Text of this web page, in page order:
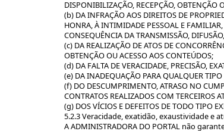
DISPONIBILIZAÇÃO, RECEPÇÃO, OBTENÇÃO
(b) DA INFRAÇÃO AOS DIREITOS DE
HONRA, À INTIMIDADE PESSOAL E
CONSEQUÊNCIA DA TRANSMISSÃO,
(c) DA REALIZAÇÃO DE ATOS DE
OBTENÇÃO OU ACESSO AOS CONTEÚDOS;
(d) DA FALTA DE VERACIDADE, PRECISÃO,
(e) DA INADEQUAÇÃO PARA QUALQUER TIPO
(f) DO DESCUMPRIMENTO, ATRASO NO
CONTRATOS REALIZADOS COM TERCEIROS
(g) DOS VÍCIOS E DEFEITOS DE TODO TIPO
5.2.3 Veracidade, exatidão, exaustividade e
A ADMINISTRADORA DO PORTAL não